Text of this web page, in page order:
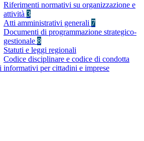
Riferimenti normativi su organizzazione e
attività 3
Atti amministrativi generali 7
Documenti di programmazione strategico-
gestionale 8
Statuti e leggi regionali
Codice disciplinare e codice di condotta
informativi per cittadini e imprese